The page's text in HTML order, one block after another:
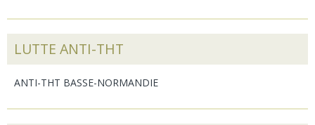
LUTTE ANTI-THT
ANTI-THT BASSE-NORMANDIE